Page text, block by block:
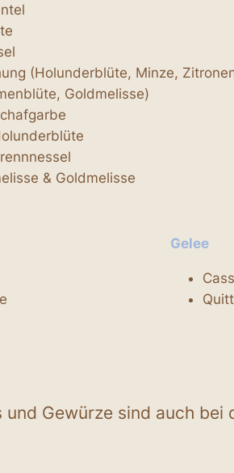
(Holunderblüte, Minze,
Goldmelisse)
& Goldmelisse
Gelee
und Gewürze sind auch bei